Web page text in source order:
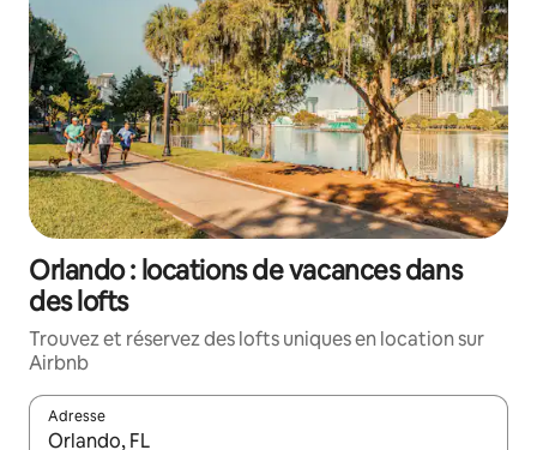
Orlando : locations de vacances dans
des lofts
Trouvez et réservez des lofts uniques en location sur
Airbnb
Adresse
Lorsque les résultats s'affichent, utilisez les flèches vers le